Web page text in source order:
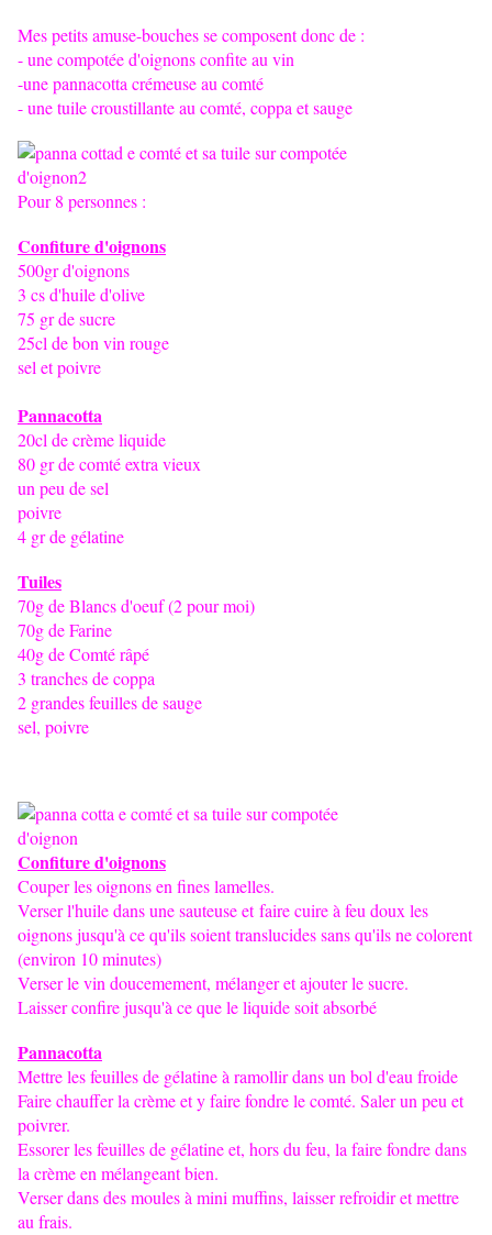
Mes petits amuse-bouches se composent donc de :
- une compotée d'oignons confite au vin
-une pannacotta crémeuse au comté
- une tuile croustillante au comté, coppa et sauge
Pour 8 personnes :
Confiture d'oignons
500gr d'oignons
3 cs d'huile d'olive
75 gr de sucre
25cl de bon vin rouge
sel et poivre
Pannacotta
20cl de crème liquide
80 gr de comté extra vieux
un peu de sel
poivre
4 gr de gélatine
Tuiles
70g de Blancs d'oeuf (2 pour moi)
70g de Farine
40g de Comté râpé
3 tranches de coppa
2 grandes feuilles de sauge
sel, poivre
Confiture d'oignons
Couper les oignons en fines lamelles.
Verser l'huile dans une sauteuse et faire cuire à feu doux les
oignons jusqu'à ce qu'ils soient translucides sans qu'ils ne colorent
(environ 10 minutes)
Verser le vin doucemement, mélanger et ajouter le sucre.
Laisser confire jusqu'à ce que le liquide soit absorbé
Pannacotta
Mettre les feuilles de gélatine à ramollir dans un bol d'eau froide
Faire chauffer la crème et y faire fondre le comté. Saler un peu et
poivrer.
Essorer les feuilles de gélatine et, hors du feu, la faire fondre dans
la crème en mélangeant bien.
Verser dans des moules à mini muffins, laisser refroidir et mettre
au frais.